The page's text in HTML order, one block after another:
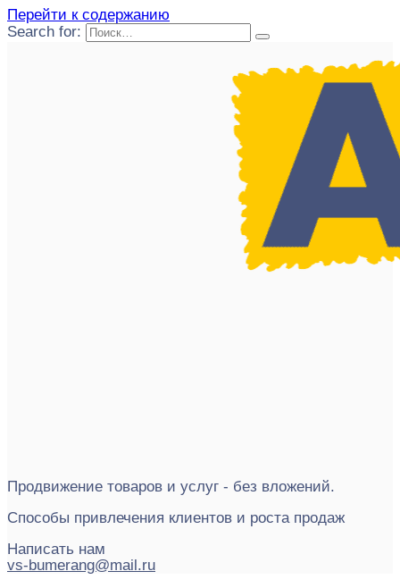
Перейти к содержанию
Search for:
Продвижение товаров и услуг - без вложений.
Способы привлечения клиентов и роста продаж
Написать нам
vs-bumerang@mail.ru